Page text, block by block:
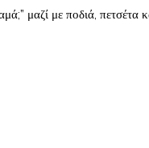
μαζί με ποδιά, πετσέτα